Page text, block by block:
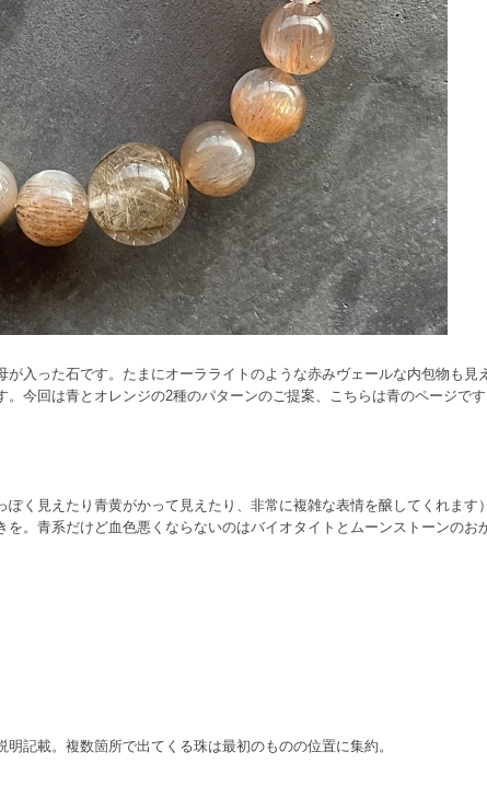
入った石です。たまにオーラライトのような赤みヴェールな内包物も見
今回は青とオレンジの2種のパターンのご提案、こちらは青のページです
く見えたり青黄がかって見えたり、非常に複雑な表情を醸してくれます
。青系だけど血色悪くならないのはバイオタイトとムーンストーンのお
記載。複数箇所で出てくる珠は最初のものの位置に集約。